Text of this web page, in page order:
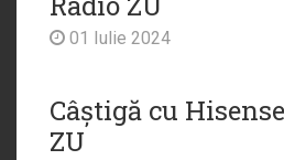
01 Iulie 2024
Câștigă cu
ZU